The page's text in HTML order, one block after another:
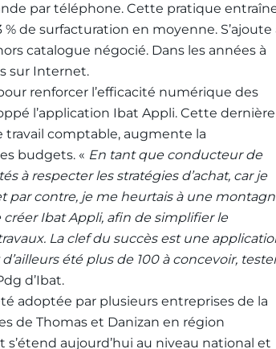
par téléphone. Cette pratique
de surfacturation en moyenne. S’ajoute
catalogue négocié. Dans les années à
sur Internet.
renforcer l’efficacité numérique des
l’application Ibat Appli. Cette dernière
travail comptable, augmente la
budgets. « En tant que conducteur de
à respecter les stratégies d’achat, car je
par contre, je me heurtais à une
créer Ibat Appli, afin de simplifier le
La clef du succès est une
été plus de 100 à concevoir,
d’Ibat.
adoptée par plusieurs entreprises de la
de Thomas et Danizan en région
aujourd’hui au niveau national et